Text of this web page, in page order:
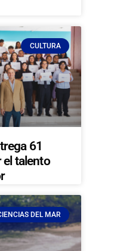
CULTURA
61
el talento
DEL MAR